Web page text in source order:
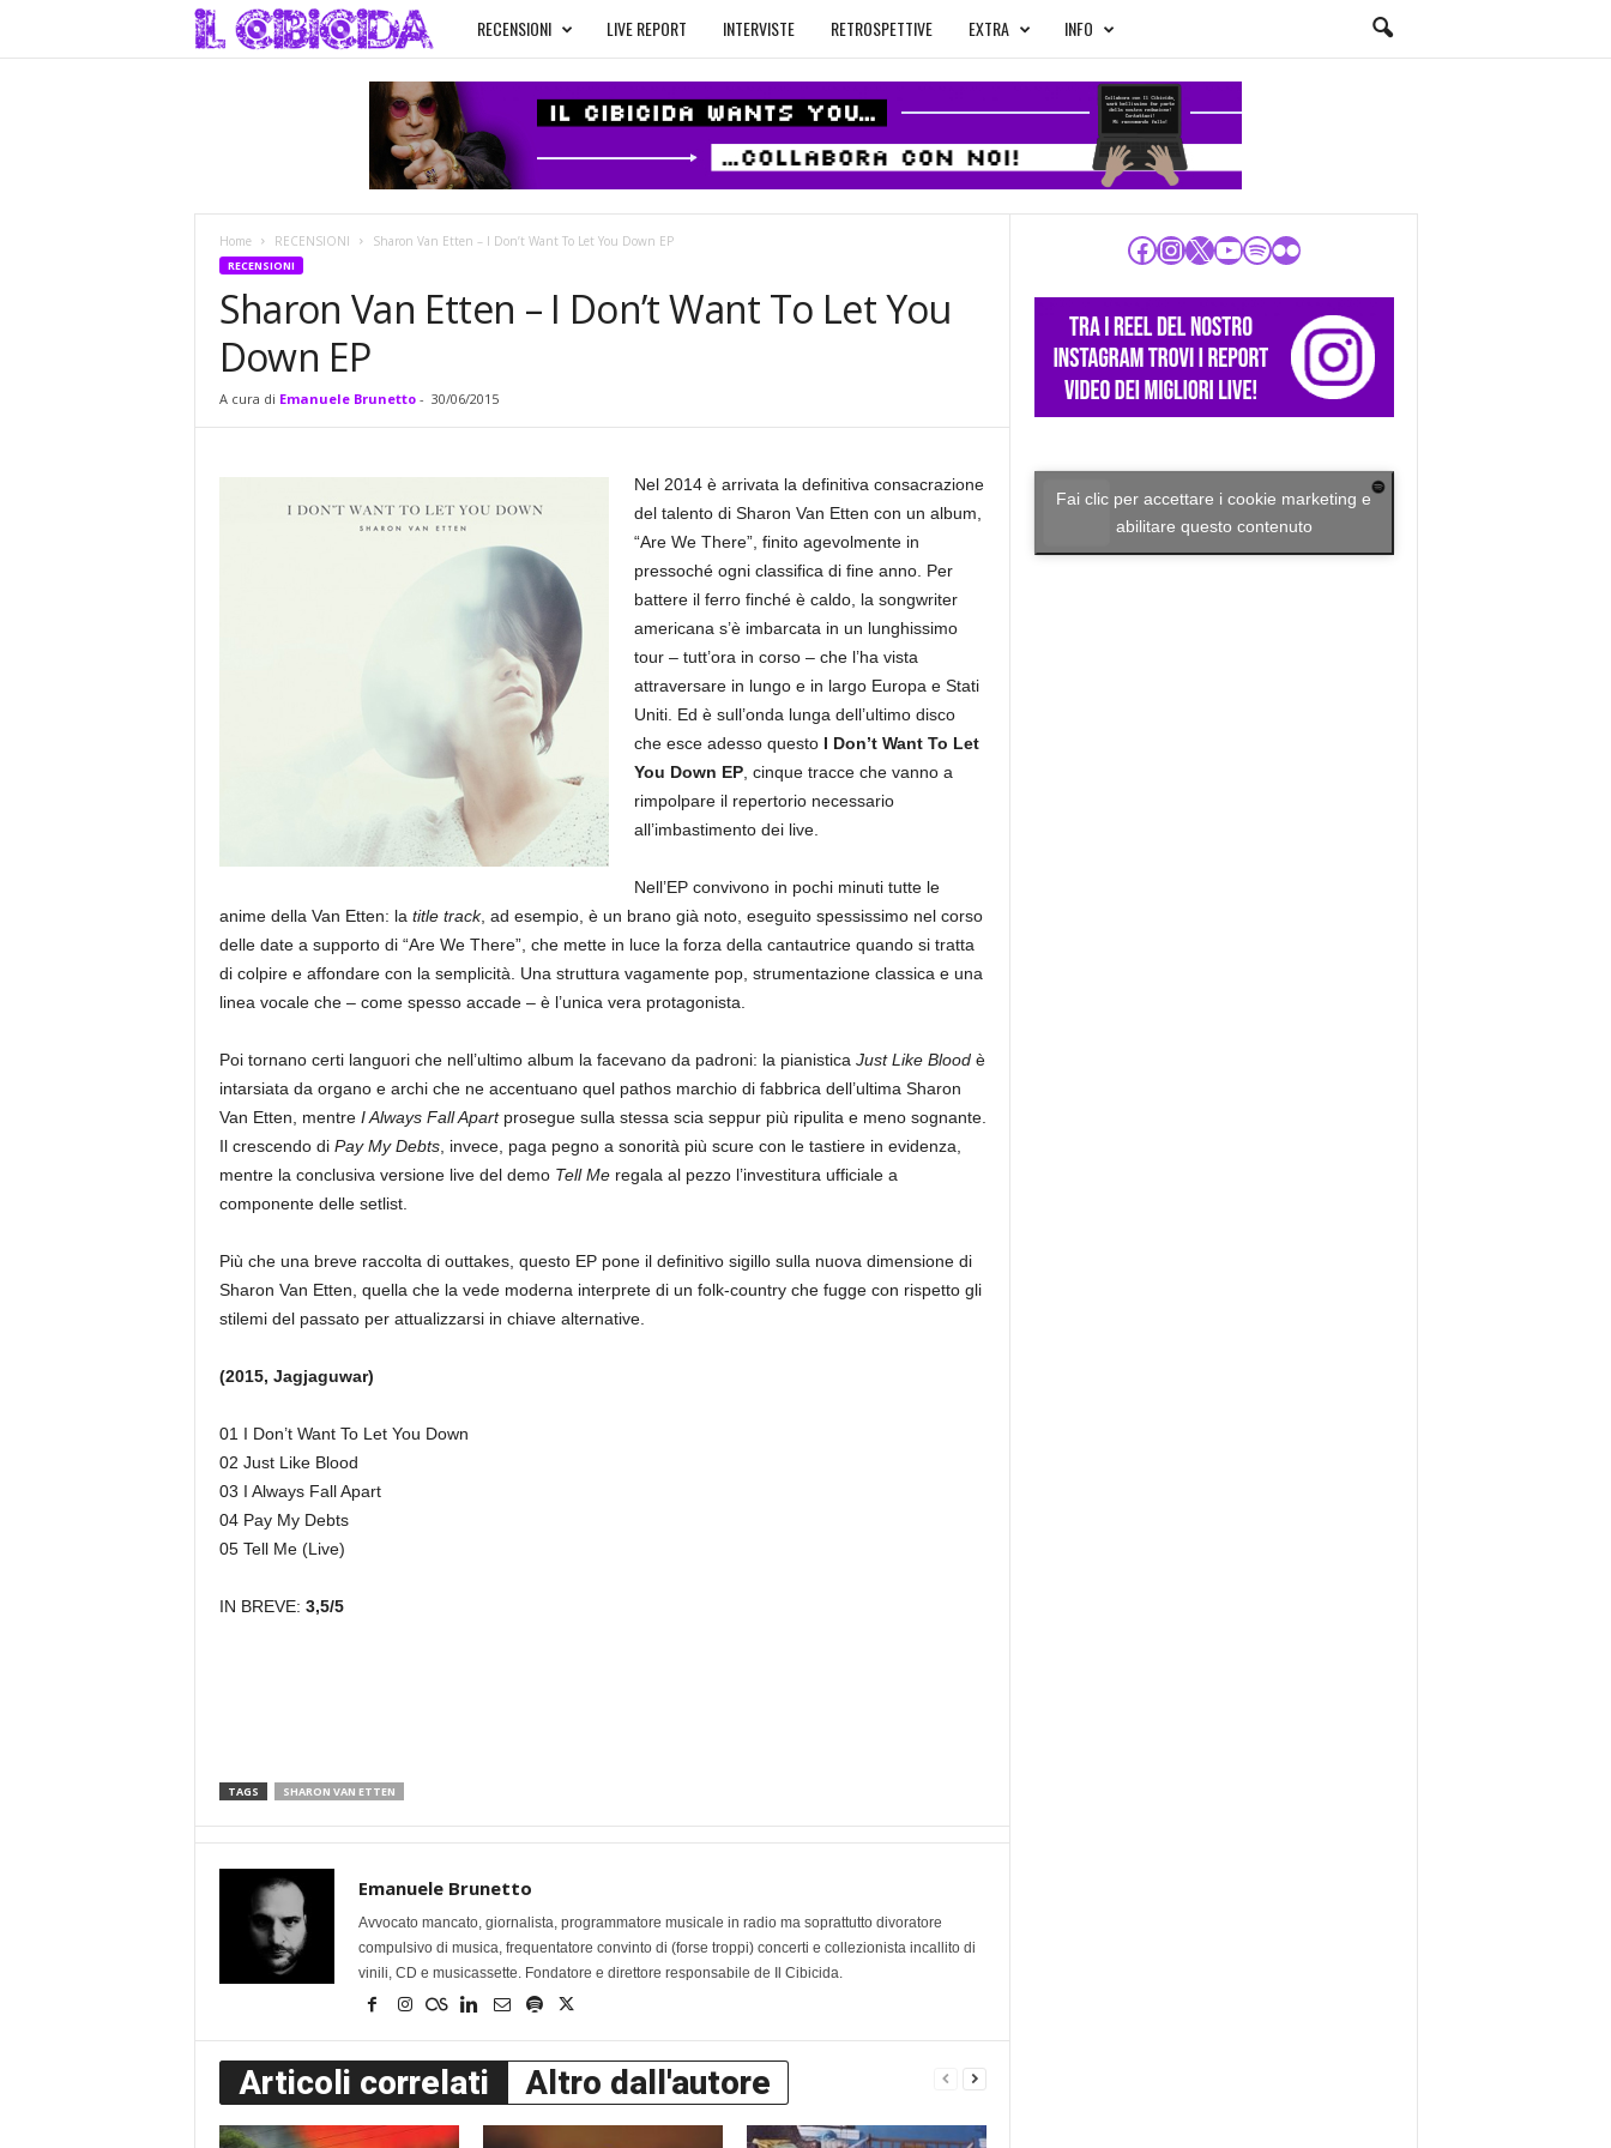
l
C
i
RECENSIONI LIVE REPORT INTERVISTE RETROSPETTIVE EXTRA INFO
Home RECENSIONI Sharon Van Etten – I Don’t Want To Let You Down EP
RECENSIONI
Sharon Van Etten – I Don’t Want To Let You
Down EP
A cura di Emanuele Brunetto- 30/06/2015
Nel 2014 è arrivata la definitiva consacrazione
del talento di Sharon Van Etten con un album,
“Are We There”, finito agevolmente in
pressoché ogni classifica di fine anno. Per
battere il ferro finché è caldo, la songwriter
americana s’è imbarcata in un lunghissimo
tour – tutt’ora in corso – che l’ha vista
attraversare in lungo e in largo Europa e Stati
Uniti. Ed è sull’onda lunga dell’ultimo disco
che esce adesso questo I Don’t Want To Let
You Down EP, cinque tracce che vanno a
rimpolpare il repertorio necessario
all’imbastimento dei live.
Nell’EP convivono in pochi minuti tutte le
anime della Van Etten: la title track, ad esempio, è un brano già noto, eseguito spessissimo nel corso
delle date a supporto di “Are We There”, che mette in luce la forza della cantautrice quando si tratta
di colpire e affondare con la semplicità. Una struttura vagamente pop, strumentazione classica e una
linea vocale che – come spesso accade – è l’unica vera protagonista.
Poi tornano certi languori che nell’ultimo album la facevano da padroni: la pianistica Just Like Bloodè
intarsiata da organo e archi che ne accentuano quel pathos marchio di fabbrica dell’ultima Sharon
Van Etten, mentre I Always Fall Apartprosegue sulla stessa scia seppur più ripulita e meno sognante.
Il crescendo di Pay My Debts, invece, paga pegno a sonorità più scure con le tastiere in evidenza,
mentre la conclusiva versione live del demo Tell Meregala al pezzo l’investitura ufficiale a
componente delle setlist.
Più che una breve raccolta di outtakes, questo EP pone il definitivo sigillo sulla nuova dimensione di
Sharon Van Etten, quella che la vede moderna interprete di un folk-country che fugge con rispetto gli
stilemi del passato per attualizzarsi in chiave alternative.
(2015, Jagjaguwar)
01 I Don’t Want To Let You Down
02 Just Like Blood
03 I Always Fall Apart
04 Pay My Debts
05 Tell Me (Live)
IN BREVE: 3,5/5
TAGS SHARON VAN ETTEN
Emanuele Brunetto
Avvocato mancato, giornalista, programmatore musicale in radio ma soprattutto divoratore
compulsivo di musica, frequentatore convinto di (forse troppi) concerti e collezionista incallito di
vinili, CD e musicassette. Fondatore e direttore responsabile de Il Cibicida.
Articoli correlati Altro dall'autore
Facebook
Instagram
X YouTube
Spotify
Flickr
Fai clic per accettare i cookie marketing e
abilitare questo contenuto